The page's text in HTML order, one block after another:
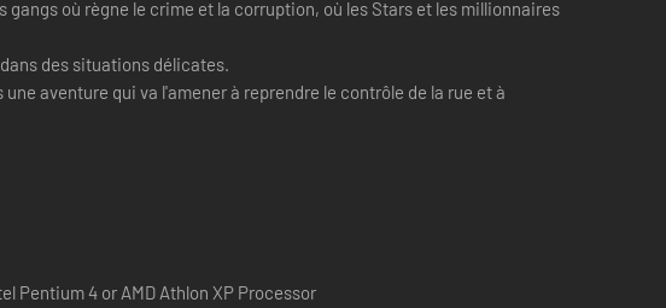
où règne le crime et la corruption, où les Stars et les millionnaires
des situations délicates.
aventure qui va l'amener à reprendre le contrôle de la rue et à
Pentium 4 or AMD Athlon XP Processor